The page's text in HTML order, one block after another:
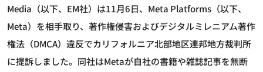
Media（以下、EM社）は11月6日、Meta Platforms（以下、
Meta）を相手取り、著作権侵害およびデジタルミレニアム著作
権法（DMCA）違反でカリフォルニア北部地区連邦地方裁判所
に提訴しました。同社はMetaが自社の書籍や雑誌記事を無断